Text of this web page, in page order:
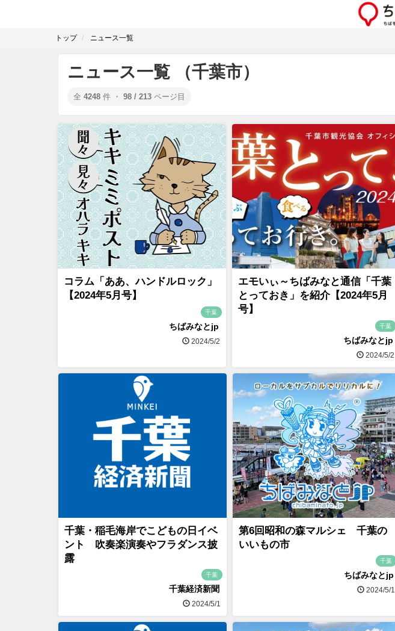
トップ ニュース一覧
ニュース一覧 （千葉市）
全 4248 件 ・ 98 / 213 ページ目
コラム「ああ、ハンドルロック」
【2024年5月号】
千葉
ちばみなとjp
2024/5/2
エモいぃ～ちばみなと通信「千葉
とっておき」を紹介【2024年5月
号】
千葉
ちばみなとjp
2024/5/2
千葉・稲毛海岸でこどもの日イベ
ント 吹奏楽演奏やフラダンス披
露
千葉
千葉経済新聞
2024/5/1
第6回昭和の森マルシェ 千葉の
いいもの市
千葉
ちばみなとjp
2024/5/1